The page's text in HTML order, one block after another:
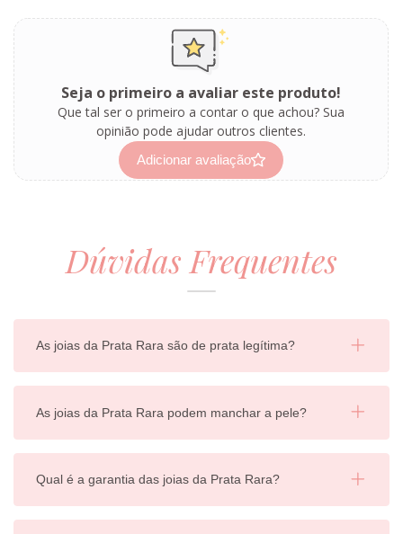
Seja o primeiro a avaliar este produto!
Que tal ser o primeiro a contar o que achou? Sua
opinião pode ajudar outros clientes.
Adicionar avaliação
Dúvidas Frequentes
As joias da Prata Rara são de prata legítima?
As joias da Prata Rara podem manchar a pele?
Qual é a garantia das joias da Prata Rara?